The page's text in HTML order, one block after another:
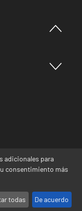
web desde el
de forma
errores o
adicionales para
consentimiento más
todas De acuerdo